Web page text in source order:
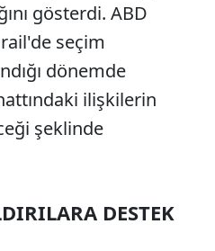
gösterdi. ABD
seçim
dönemde
ilişkilerin
şeklinde
DESTEK